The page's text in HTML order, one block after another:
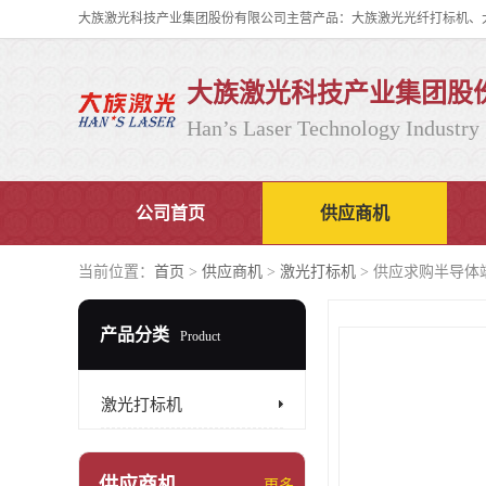
大族激光科技产业集团股
Han’s Laser Technology
公司首页 供应商机
当前位置： 首页 > 供应商机 > 激光打标机 > 供应求购半导体
产品分类 Product
激光打标机